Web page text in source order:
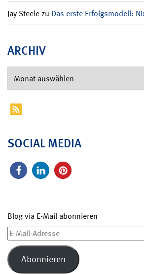
Jay Steelezu Das erste Erfolgsmodell:
ARCHIV
SOCIAL MEDIA
Blog via E-Mail abonnieren
E-
Mail-
Adresse
Abonnieren